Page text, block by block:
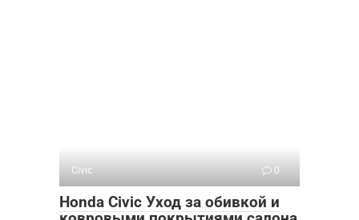
Civic 0
Honda Civic Уход за обивкой и